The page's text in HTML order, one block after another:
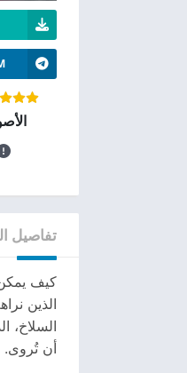
تفاصيل
كيف يمكن
السلاخ،
أن تُروى.